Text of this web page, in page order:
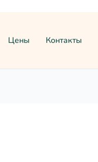
Цены Контакты